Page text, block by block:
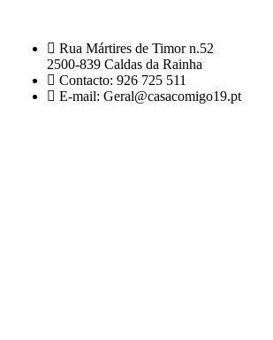
Rua Mártires de Timor n.52
2500-839 Caldas da Rainha
Contacto: 926 725 511
E-mail: Geral@casacomigo19.pt